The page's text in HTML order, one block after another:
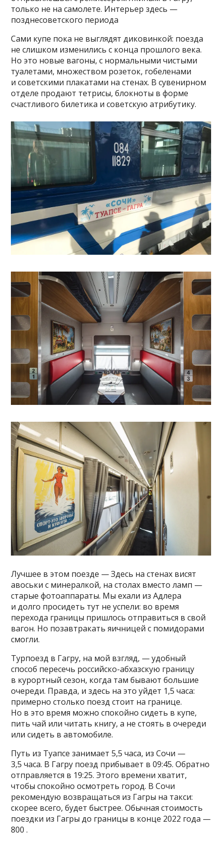
только не на самолете. Интерьер здесь —
позднесоветского периода
Сами купе пока не выглядят диковинкой: поезда
не слишком изменились с конца прошлого века.
Но это новые вагоны, с нормальными чистыми
туалетами, множеством розеток, гобеленами
и советскими плакатами на стенах. В сувенирном
отделе продают тетрисы, блокноты в форме
счастливого билетика и советскую атрибутику.
Лучшее в этом поезде — Здесь на стенах висят
авоськи с минералкой, на столах вместо ламп —
старые фотоаппараты. Мы ехали из Адлера
и долго просидеть тут не успели: во время
перехода границы пришлось отправиться в свой
вагон. Но позавтракать яичницей с помидорами
смогли.
Турпоезд в Гагру, на мой взгляд, — удобный
способ пересечь российско-абхазскую границу
в курортный сезон, когда там бывают большие
очереди. Правда, и здесь на это уйдет 1,5 часа:
примерно столько поезд стоит на границе.
Но в это время можно спокойно сидеть в купе,
пить чай или читать книгу, а не стоять в очереди
или сидеть в автомобиле.
Путь из Туапсе занимает 5,5 часа, из Сочи —
3,5 часа. В Гагру поезд прибывает в 09:45. Обратно
отправляется в 19:25. Этого времени хватит,
чтобы спокойно осмотреть город. В Сочи
рекомендую возвращаться из Гагры на такси:
скорее всего, будет быстрее. Обычная стоимость
поездки из Гагры до границы в конце 2022 года —
800 .